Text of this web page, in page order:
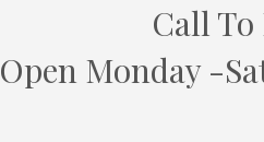
Call To
Open Monday -